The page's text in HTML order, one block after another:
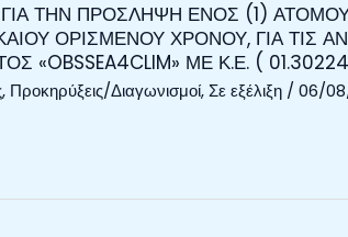
ΤΗΝ ΠΡΟΣΛΗΨΗ ΕΝΟΣ (1)
ΟΡΙΣΜΕΝΟΥ ΧΡΟΝΟΥ, ΓΙΑ ΤΙΣ
«OBSSEA4CLIM» ΜΕ Κ.Ε. (
, Προκηρύξεις/Διαγωνισμοί,Σε εξέλιξη /06/